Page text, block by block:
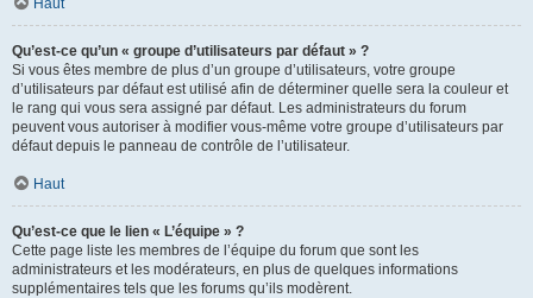
Haut
Qu’est-ce qu’un « groupe d’utilisateurs par défaut » ?
Si vous êtes membre de plus d’un groupe d’utilisateurs, votre groupe
d’utilisateurs par défaut est utilisé afin de déterminer quelle sera la couleur et
le rang qui vous sera assigné par défaut. Les administrateurs du forum
peuvent vous autoriser à modifier vous-même votre groupe d’utilisateurs par
défaut depuis le panneau de contrôle de l’utilisateur.
Haut
Qu’est-ce que le lien « L’équipe » ?
Cette page liste les membres de l’équipe du forum que sont les
administrateurs et les modérateurs, en plus de quelques informations
supplémentaires tels que les forums qu’ils modèrent.